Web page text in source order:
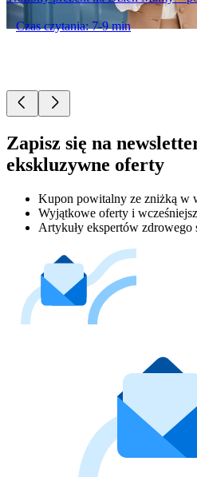
Czas czytania: 7-9 min
Zapisz się na
ekskluzywne oferty
Kupon powitalny ze zniżką w
Wyjątkowe oferty i
Artykuły ekspertów